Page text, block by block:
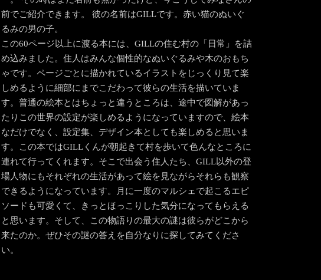
前でご紹介できます。 彼の名前はGILLです。赤い猫のぬいぐ
るみの男の子。
この60ページ以上に渡る本には、GILLの住む村の「日常」を詰
め込みました。住人はみんな個性的なぬいぐるみや木のおもち
ゃです。ページごとに描かれているイラストをじっくり見て楽
しめるように細部にまでこだわって彼らの生活を描いていま
す。普通の絵本とはちょっと違うところは、途中で図解があっ
たりこの世界の設定が楽しめるようになっていますので、絵本
なだけでなく、設定集、デザイン本としても楽しめると思いま
す。この本ではGILLくんが朝起きて村を歩いて色んなところに
連れて行ってくれます。そこで出会う住人たち、GILL以外の登
場人物にもそれぞれの生活があって絵を見ながらそれらも観察
できるようになっています。月に一度のマルシェで起こるエピ
ソードも可愛くて、きっとほっこりした気分になってもらえる
と思います。そして、この物語りの最大の謎は彼らがどこから
来たのか。ぜひその謎の答えを自分なりに探してみてくださ
い。